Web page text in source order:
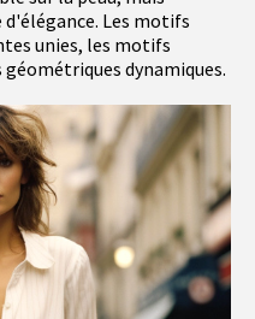
Les motifs
unies, les motifs
dynamiques.